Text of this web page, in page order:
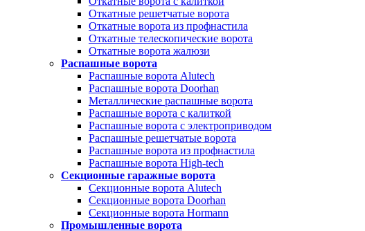
Откатные решетчатые ворота
Откатные ворота из профнастила
Откатные телескопические ворота
Откатные ворота жалюзи
Распашные ворота
Распашные ворота Alutech
Распашные ворота Doorhan
Металлические распашные ворота
Распашные ворота с калиткой
Распашные ворота с электроприводом
Распашные решетчатые ворота
Распашные ворота из профнастила
Распашные ворота High-tech
Секционные гаражные ворота
Секционные ворота Alutech
Секционные ворота Doorhan
Секционные ворота Hormann
Промышленные ворота